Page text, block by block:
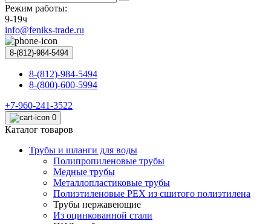
Режим работы:
9-19ч
info@feniks-trade.ru
8-(812)-984-5494
8-(812)-984-5494
8-(800)-600-5994
+7-960-241-3522
0
Каталог товаров
Трубы и шланги для воды
Полипропиленовые трубы
Медные трубы
Металлопластиковые трубы
Полиэтиленовые PEX из сшитого полиэтилена
Трубы нержавеющие
Из оцинкованной стали